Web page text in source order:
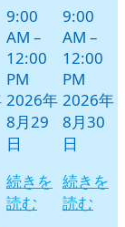
9:00
AM –
12:00
PM
2026年
8月29
日
続きを
読む
9:00
AM –
12:00
PM
2026年
8月30
日
続きを
読む